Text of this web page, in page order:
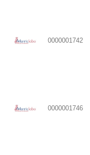
0000001742
0000001746